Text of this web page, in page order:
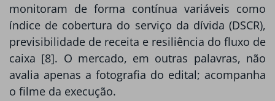
monitoram de forma contínua variáveis como
índice de cobertura do serviço da dívida (DSCR),
previsibilidade de receita e resiliência do fluxo de
caixa [8]. O mercado, em outras palavras, não
avalia apenas a fotografia do edital; acompanha
o filme da execução.